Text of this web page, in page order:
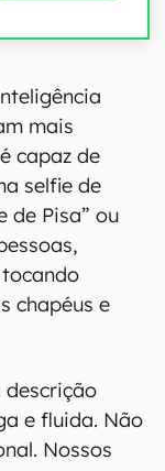
mais
capaz de
selfie de
de Pisa” ou
chapéus e
descrição
e fluida. Não
Nossos